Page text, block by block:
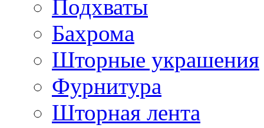
Подхваты
Бахрома
Шторные украшения
Фурнитура
Шторная лента